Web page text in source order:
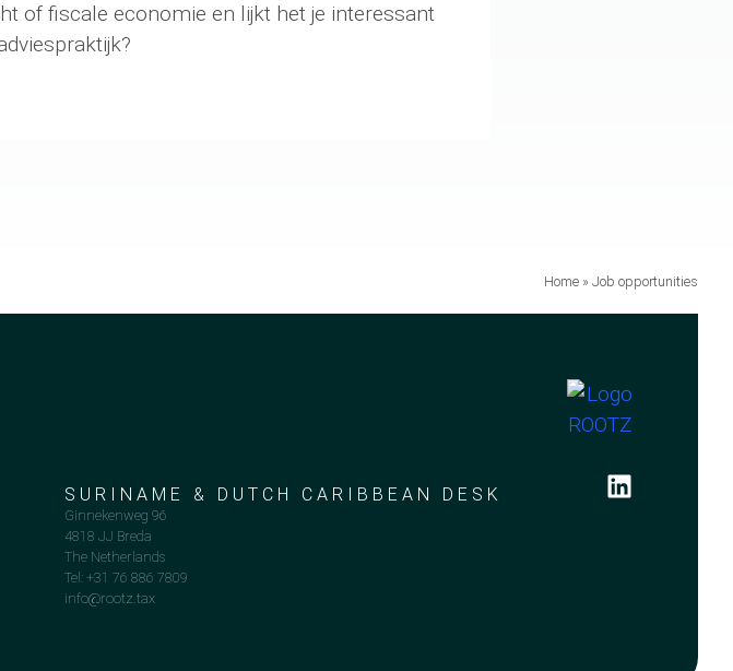
of fiscale economie en lijkt het je interessant
Home » Job opportunities
SURINAME & DUTCH CARIBBEAN DESK
Ginnekenweg 96
4818 JJ Breda
The Netherlands
Tel: +31 76 886 7809
info@rootz.tax